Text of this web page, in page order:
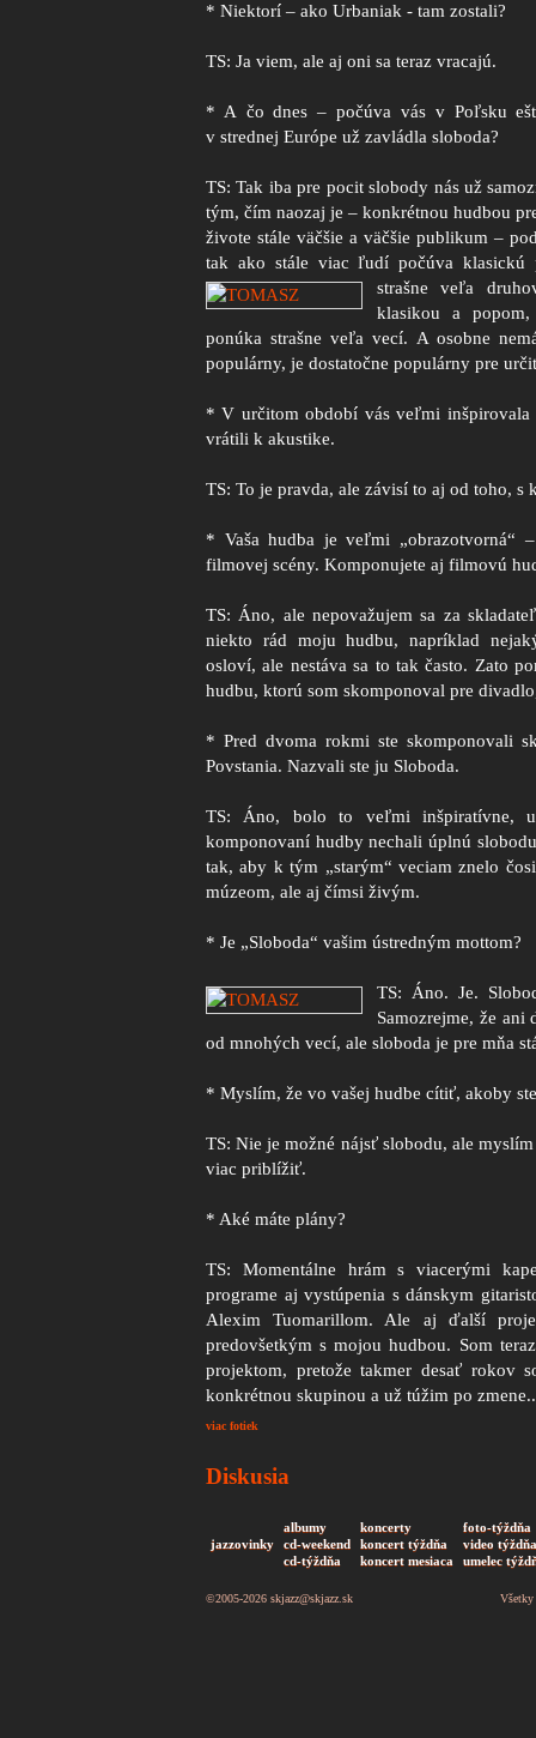
* Niektorí – ako Urbaniak - tam zostali?
TS: Ja viem, ale aj oni sa teraz vracajú.
* A čo dnes – počúva vás v Poľsku
v strednej Európe už zavládla sloboda?
TS: Tak iba pre pocit slobody nás už
tým, čím naozaj je – konkrétnou hudbou
živote stále väčšie a väčšie publikum –
tak ako stále viac ľudí počúva klasickú
strašne veľa
klasikou a
ponúka strašne veľa vecí. A osobne
populárny, je dostatočne populárny pre
* V určitom období vás veľmi inšpirovala
vrátili k akustike.
TS: To je pravda, ale závisí to aj od toho, s
* Vaša hudba je veľmi „obrazotvorná“
filmovej scény. Komponujete aj filmovú
TS: Áno, ale nepovažujem sa za
niekto rád moju hudbu, napríklad
osloví, ale nestáva sa to tak často. Zato
hudbu, ktorú som skomponoval pre
* Pred dvoma rokmi ste skomponovali
Povstania. Nazvali ste ju Sloboda.
TS: Áno, bolo to veľmi inšpiratívne,
komponovaní hudby nechali úplnú
tak, aby k tým „starým“ veciam znelo
múzeom, ale aj čímsi živým.
* Je „Sloboda“ vašim ústredným mottom?
TS: Áno. Je.
Samozrejme, že ani
od mnohých vecí, ale sloboda je pre mňa
* Myslím, že vo vašej hudbe cítiť, akoby
TS: Nie je možné nájsť slobodu, ale
viac priblížiť.
* Aké máte plány?
TS: Momentálne hrám s viacerými
programe aj vystúpenia s dánskym
Alexim Tuomarillom. Ale aj ďalší
predovšetkým s mojouhudbou. Som
projektom, pretože takmer desať rokov
konkrétnou skupinou a už túžim po zmene..
viac fotiek
Diskusia
jazzovinky
albumy koncerty
foto-týždňa
cd-weekend
koncert týždňa
video týždňa
cd-týždňa
koncert mesiaca umelec
©2005-2026 skjazz@skjazz.sk Všetky